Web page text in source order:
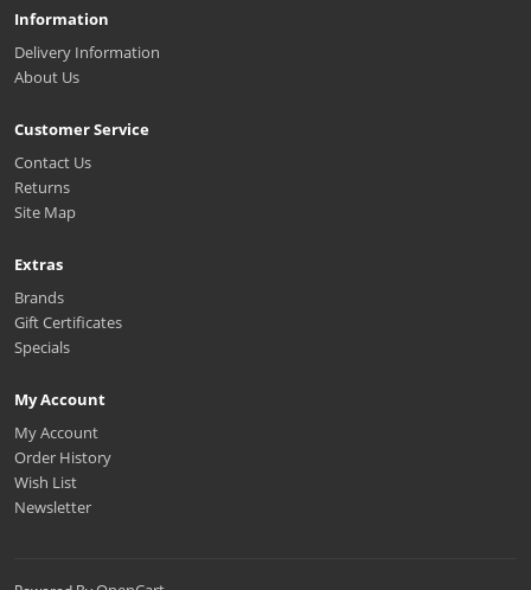
Information
Delivery Information
About Us
Customer Service
Contact Us
Returns
Site Map
Extras
Brands
Gift Certificates
Specials
My Account
My Account
Order History
Wish List
Newsletter